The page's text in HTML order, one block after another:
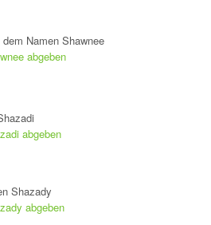
Namen Shawnee
abgeben
abgeben
Shazady
abgeben